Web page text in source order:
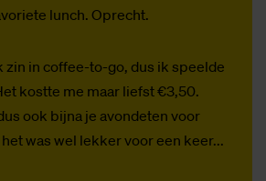
lunch. Oprecht.
zin in coffee-to-go, dus ik speelde
kostte me maar liefst €3,50.
ook bijna je avondeten voor
was wel lekker voor een keer...